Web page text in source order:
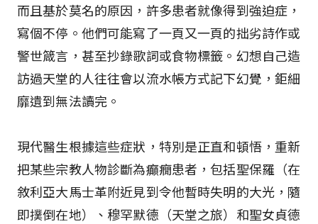
而且基於莫名的原因，許多患者就像得到強迫症，
寫個不停。他們可能寫了一頁又一頁的拙劣詩作或
警世箴言，甚至抄錄歌詞或食物標籤。幻想自己造
訪過天堂的人往往會以流水帳方式記下幻覺，鉅細
靡遺到無法讀完。
現代醫生根據這些症狀，特別是正直和頓悟，重新
把某些宗教人物診斷為癲癇患者，包括聖保羅（在
敘利亞大馬士革附近見到令他暫時失明的大光，隨
即撲倒在地）、穆罕默德（天堂之旅）和聖女貞德